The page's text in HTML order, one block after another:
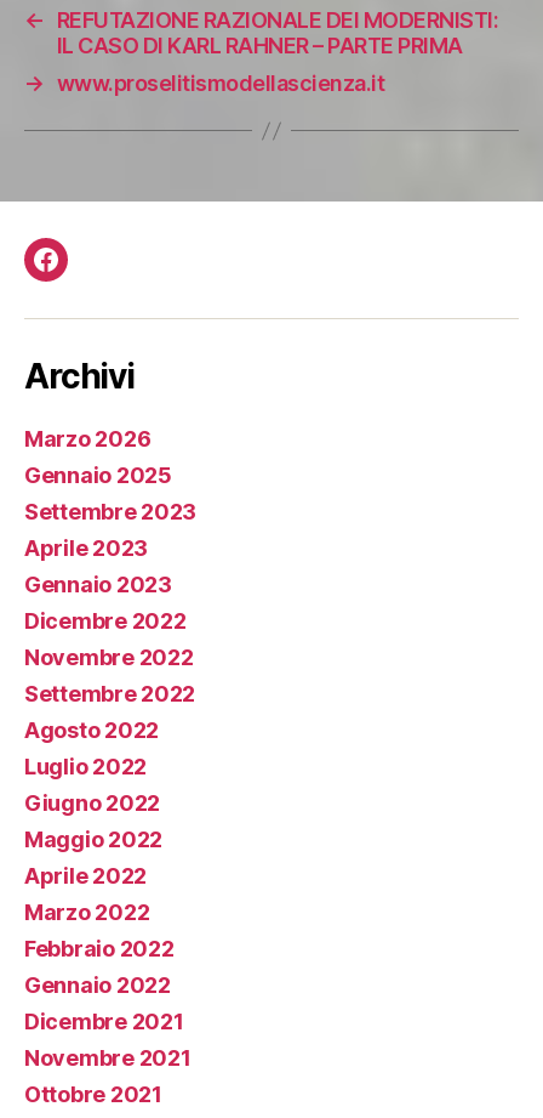
←
REFUTAZIONE RAZIONALE DEI MODERNISTI:
IL CASO DI KARL RAHNER – PARTE PRIMA
→ www.proselitismodellascienza.it
Facebook
Archivi
Marzo 2026
Gennaio 2025
Settembre 2023
Aprile 2023
Gennaio 2023
Dicembre 2022
Novembre 2022
Settembre 2022
Agosto 2022
Luglio 2022
Giugno 2022
Maggio 2022
Aprile 2022
Marzo 2022
Febbraio 2022
Gennaio 2022
Dicembre 2021
Novembre 2021
Ottobre 2021